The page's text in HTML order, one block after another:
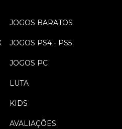
JOGOS BARATOS
JOGOS PS4 - PS5
JOGOS PC
LUTA
KIDS
AVALIAÇÕES